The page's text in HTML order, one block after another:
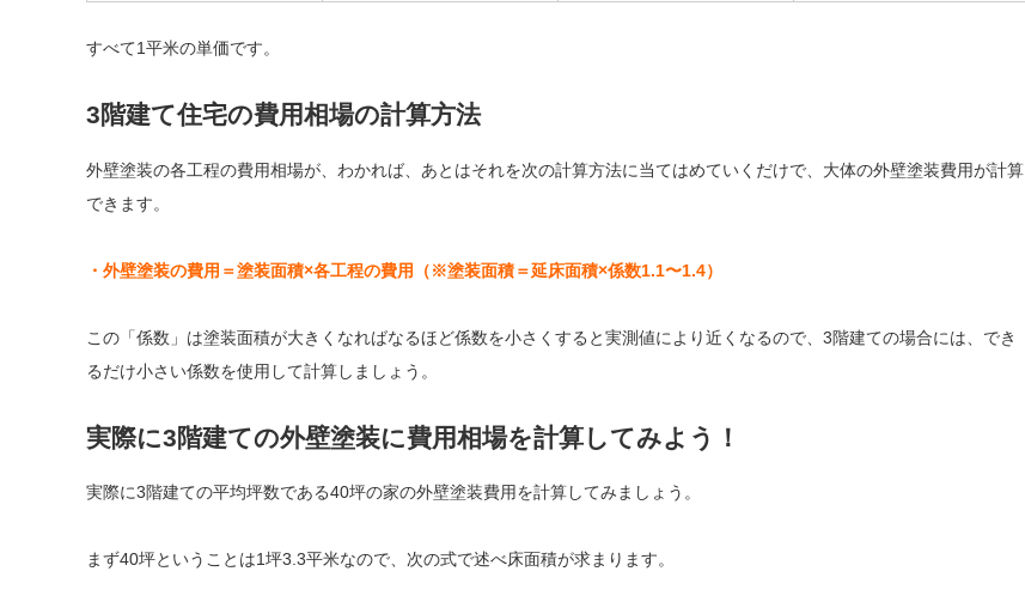
すべて1平米の単価です。
3階建て住宅の費用相場の計算方法
外壁塗装の各工程の費用相場が、わかれば、あとはそれを次の計算方法に当てはめていくだけで、大体の外壁塗装費用が計算
できます。
・外壁塗装の費用＝塗装面積×各工程の費用（※塗装面積＝延床面積×係数1.1〜1.4）
この「係数」は塗装面積が大きくなればなるほど係数を小さくすると実測値により近くなるので、3階建ての場合には、でき
るだけ小さい係数を使用して計算しましょう。
実際に3階建ての外壁塗装に費用相場を計算してみよう！
実際に3階建ての平均坪数である40坪の家の外壁塗装費用を計算してみましょう。
まず40坪ということは1坪3.3平米なので、次の式で述べ床面積が求まります。